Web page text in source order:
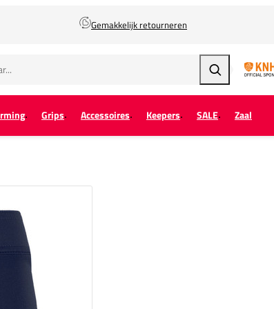
Gemakkelijk retourneren
Zoeken
Grips Accessoires Keepers SALE Zaal